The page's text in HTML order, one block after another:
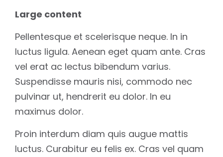
Large content
Pellentesque et scelerisque neque. In in
luctus ligula. Aenean eget quam ante. Cras
vel erat ac lectus bibendum varius.
Suspendisse mauris nisi, commodo nec
pulvinar ut, hendrerit eu dolor. In eu
maximus dolor.
Proin interdum diam quis augue mattis
luctus. Curabitur eu felis ex. Cras vel quam